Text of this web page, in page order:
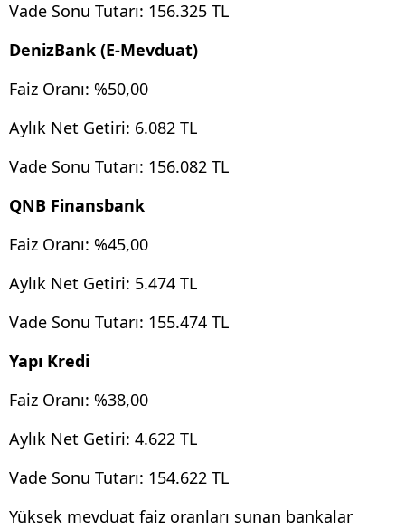
Vade Sonu Tutarı: 156.325 TL
DenizBank (E-Mevduat)
Faiz Oranı: %50,00
Aylık Net Getiri: 6.082 TL
Vade Sonu Tutarı: 156.082 TL
QNB Finansbank
Faiz Oranı: %45,00
Aylık Net Getiri: 5.474 TL
Vade Sonu Tutarı: 155.474 TL
Yapı Kredi
Faiz Oranı: %38,00
Aylık Net Getiri: 4.622 TL
Vade Sonu Tutarı: 154.622 TL
Yüksek mevduat faiz oranları sunan bankalar